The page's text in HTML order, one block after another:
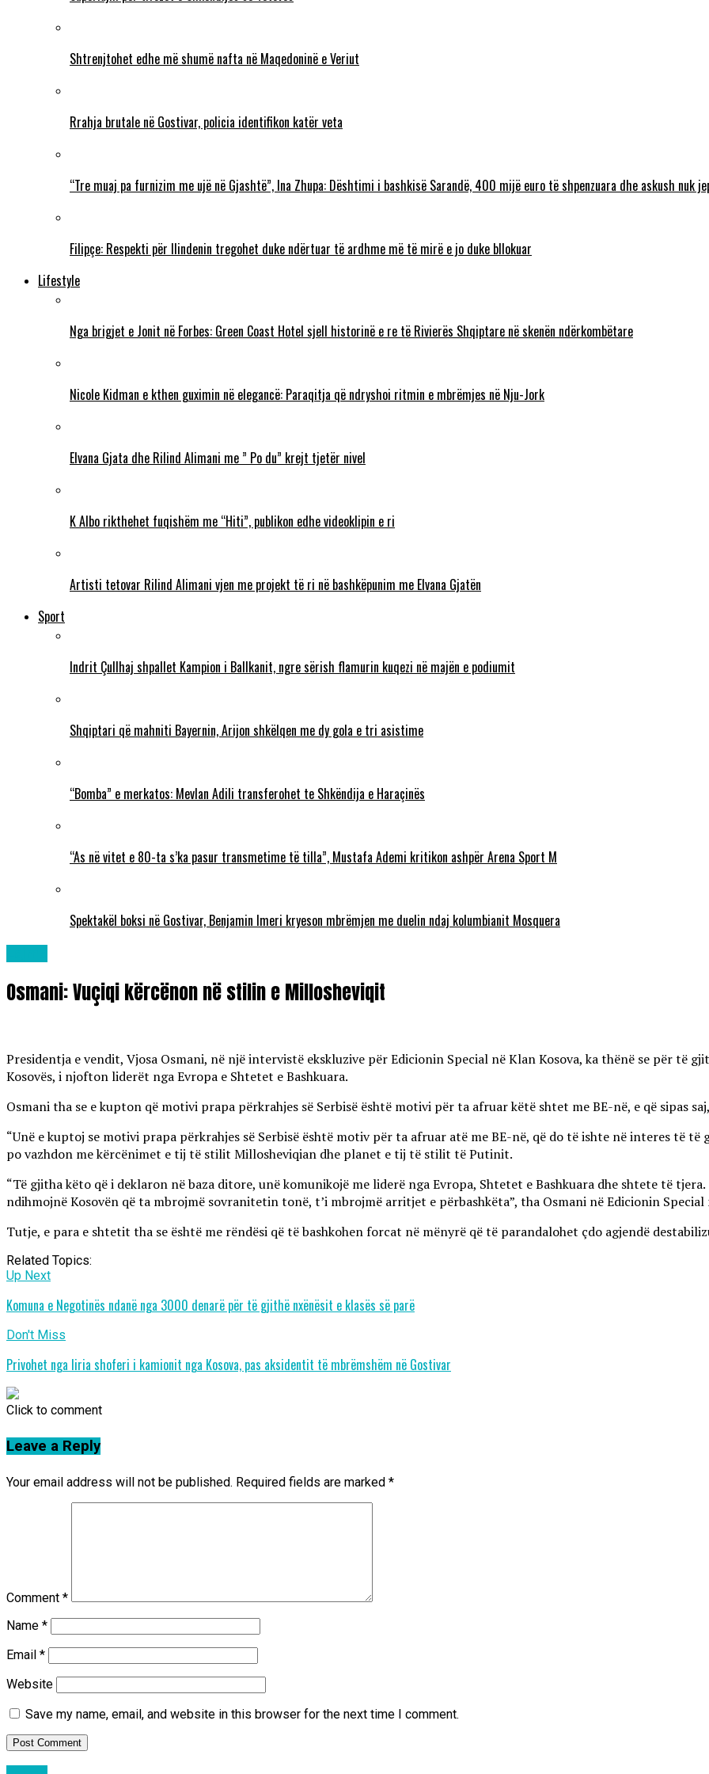
Shtrenjtohet edhe më shumë nafta në Maqedoninë e Veriut
Rrahja brutale në Gostivar, policia identifikon katër veta
“Tre muaj pa furnizim me ujë në Gjashtë”, Ina Zhupa: Dështimi i bashkisë Sarandë, 400 mijë euro të shpenzuara dhe askush nuk
Filipçe: Respekti për Ilindenin tregohet duke ndërtuar të ardhme më të mirë e jo duke bllokuar
Lifestyle
Nga brigjet e Jonit në Forbes: Green Coast Hotel sjell historinë e re të Rivierës Shqiptare në skenën ndërkombëtare
Nicole Kidman e kthen guximin në elegancë: Paraqitja që ndryshoi ritmin e mbrëmjes në Nju-Jork
Elvana Gjata dhe Rilind Alimani me ” Po du” krejt tjetër nivel
K Albo rikthehet fuqishëm me “Hiti”, publikon edhe videoklipin e ri
Artisti tetovar Rilind Alimani vjen me projekt të ri në bashkëpunim me Elvana Gjatën
Sport
Indrit Çullhaj shpallet Kampion i Ballkanit, ngre sërish flamurin kuqezi në majën e podiumit
Shqiptari që mahniti Bayernin, Arijon shkëlqen me dy gola e tri asistime
“Bomba” e merkatos: Mevlan Adili transferohet te Shkëndija e Haraçinës
“As në vitet e 80-ta s’ka pasur transmetime të tilla”, Mustafa Ademi kritikon ashpër Arena Sport M
Spektakël boksi në Gostivar, Benjamin Imeri kryeson mbrëmjen me duelin ndaj kolumbianit Mosquera
Osmani: Vuçiqi kërcënon në stilin e Millosheviqit
Presidentja e vendit, Vjosa Osmani, në një intervistë ekskluzive për Edicionin Special në Klan Kosova, ka thënë se për të
Kosovës, i njofton liderët nga Evropa e Shtetet e Bashkuara.
Osmani tha se e kupton që motivi prapa përkrahjes së Serbisë është motivi për ta afruar këtë shtet me BE-në, e që sipas
“Unë e kuptoj se motivi prapa përkrahjes së Serbisë është motiv për ta afruar atë me BE-në, që do të ishte në interes të
po vazhdon me kërcënimet e tij të stilit Millosheviqian dhe planet e tij të stilit të Putinit.
“Të gjitha këto që i deklaron në baza ditore, unë komunikojë me liderë nga Evropa, Shtetet e Bashkuara dhe shtete të
ndihmojnë Kosovën që ta mbrojmë sovranitetin tonë, t’i mbrojmë arritjet e përbashkëta”, tha Osmani në Edicionin Special
Tutje, e para e shtetit tha se është me rëndësi që të bashkohen forcat në mënyrë që të parandalohet çdo agjendë
Related Topics:
Up Next
Komuna e Negotinës ndanë nga 3000 denarë për të gjithë nxënësit e klasës së parë
Don't Miss
Privohet nga liria shoferi i kamionit nga Kosova, pas aksidentit të mbrëmshëm në Gostivar
Click to comment
Leave a Reply
Your email address will not be published. Required fields are marked *
Comment *
Name *
Email *
Website
Save my name, email, and website in this browser for the next time I comment.